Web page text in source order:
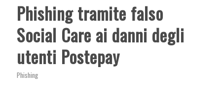
Phishing tramite falso
Social Care ai danni degli
utenti Postepay
Phishing